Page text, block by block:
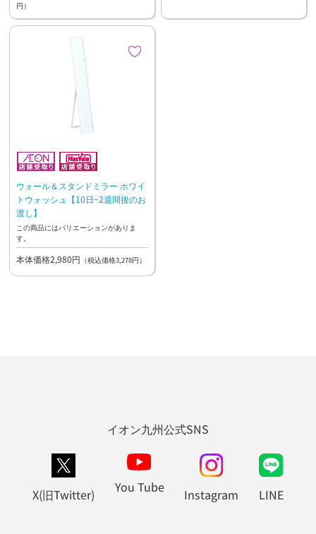
円）
ウォール＆スタンドミラー ホワイ
トウォッシュ【10日~2週間後のお
渡し】
この商品にはバリエーションがありま
す。
本体価格2,980円 （税込価格3,278円）
イオン九州公式SNS
X(旧Twitter) You Tube Instagram LINE